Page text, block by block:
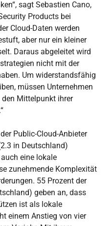
sagt Sebastien Cano,
Products bei
Cloud-Daten werden
aber nur ein kleiner
Daraus abgeleitet wird
nicht mit der
Um widerstandsfähig
müssen Unternehmen
Mittelpunkt ihrer
Public-Cloud-Anbieter
in Deutschland)
eine lokale
zunehmende Komplexität
55 Prozent der
geben an, dass
ist als lokale
einem Anstieg von vier